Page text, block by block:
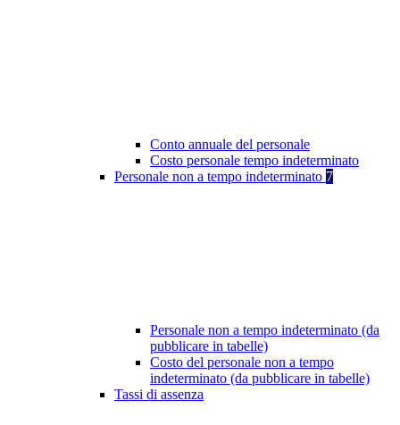
Conto annuale del personale
Costo personale tempo indeterminato
Personale non a tempo indeterminato 7
Personale non a tempo indeterminato (da
pubblicare in tabelle)
Costo del personale non a tempo
indeterminato (da pubblicare in tabelle)
Tassi di assenza